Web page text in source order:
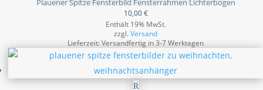
Plauener Spitze Fensterbild Fensterrahmen Lichterbogen
10,00€
Enthält 19% MwSt.
zzgl.Versand
Lieferzeit: Versandfertig in 3-7 Werktagen